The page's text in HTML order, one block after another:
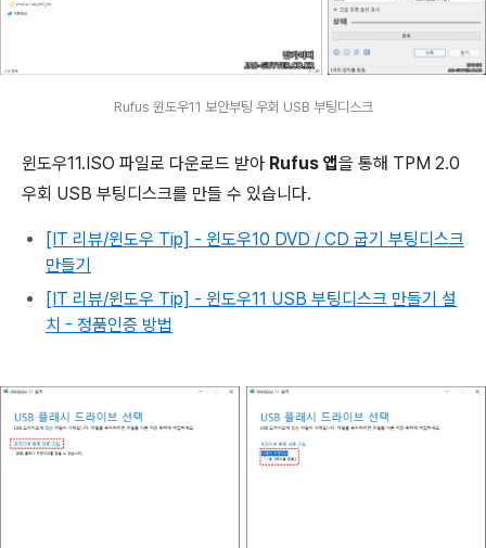
Rufus 윈도우11 보안부팅 우회 USB 부팅디스크
윈도우11.ISO 파일로 다운로드 받아 Rufus 앱을 통해 TPM 2.0
우회 USB 부팅디스크를 만들 수 있습니다.
[IT 리뷰/윈도우 Tip] - 윈도우10 DVD / CD 굽기 부팅디스크
만들기
[IT 리뷰/윈도우 Tip] - 윈도우11 USB 부팅디스크 만들기 설
치 - 정품인증 방법